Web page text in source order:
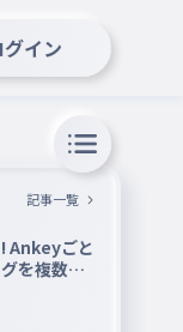
イン
記事一覧
Ankeyごと
を複数設
』を紹介